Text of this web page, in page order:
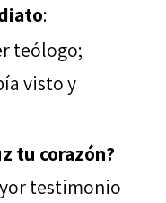
:
teólogo;
visto y
tu corazón?
testimonio